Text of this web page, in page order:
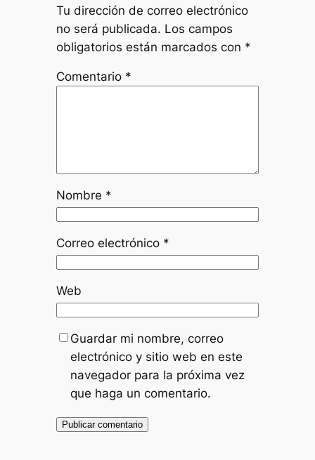
Tu dirección de correo electrónico
no será publicada. Los campos
obligatorios están marcados con *
Comentario *
Nombre *
Correo electrónico *
Web
Guardar mi nombre, correo
electrónico y sitio web en este
navegador para la próxima vez
que haga un comentario.